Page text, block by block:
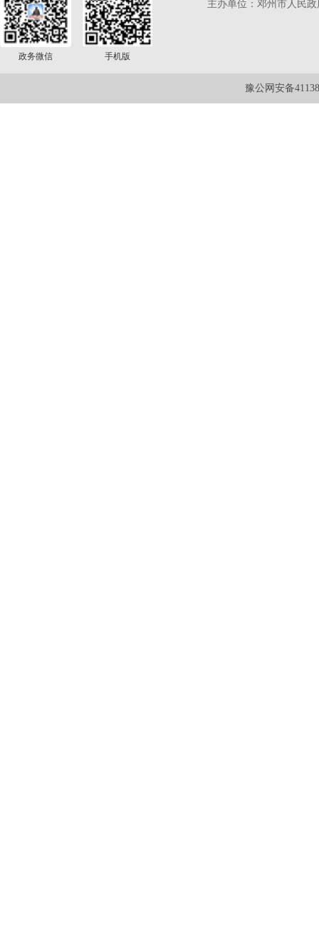
政务微信 手机版
主办单位：邓州市人民
豫公网安备